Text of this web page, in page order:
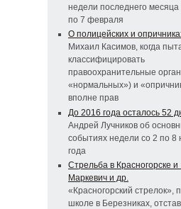
недели последнего
по 7 февраля
О полицейских и
Михаил Касимов, когда
классифицировать
правоохранительные
«нормальных») и
вполне прав
До 2016 года осталось 52
Андрей Лучников об
событиях недели со 2 по 8
года
Стрельба в Красногорске и
Маркевич и др.
«Красногорский стрелок»,
школе в Березниках,